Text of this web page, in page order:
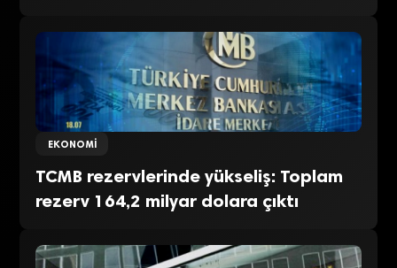
EKONOMI
TCMB rezervlerinde yükseliş: Toplam
rezerv 164,2 milyar dolara çıktı